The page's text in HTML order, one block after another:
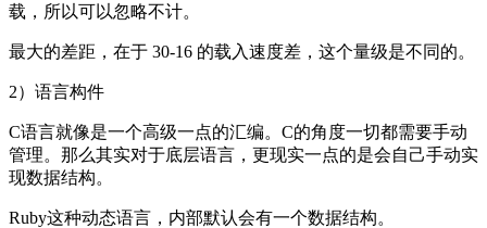
载，所以可以忽略不计。
最大的差距，在于 30-16 的载入速度差，这个量级是不同的。
2）语言构件
C语言就像是一个高级一点的汇编。C的角度一切都需要手动
管理。那么其实对于底层语言，更现实一点的是会自己手动实
现数据结构。
Ruby这种动态语言，内部默认会有一个数据结构。